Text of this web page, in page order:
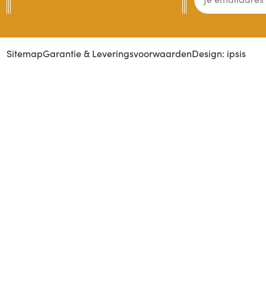
SitemapGarantie & LeveringsvoorwaardenDesign: ipsis